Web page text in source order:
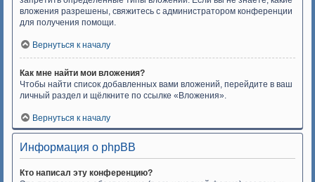
вложения разрешены, свяжитесь с администратором конференции
для получения помощи.
Вернуться к началу
Как мне найти мои вложения?
Чтобы найти список добавленных вами вложений, перейдите в ваш
личный раздел и щёлкните по ссылке «Вложения».
Вернуться к началу
Информация о phpBB
Кто написал эту конференцию?